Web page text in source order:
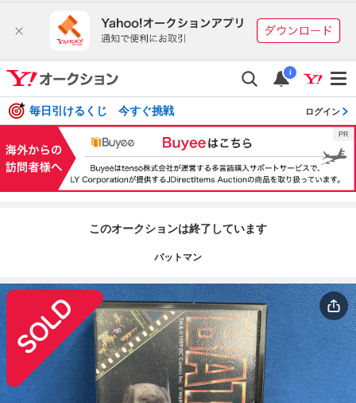
i
毎日引けるくじ 今すぐ挑戦 ログイン
このオークションは終了しています
バットマン